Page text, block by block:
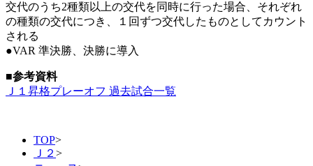
交代のうち2種類以上の交代を同時に行った場合、それぞれ
の種類の交代につき、１回ずつ交代したものとしてカウント
される
●VAR 準決勝、決勝に導入
■参考資料
Ｊ１昇格プレーオフ 過去試合一覧
TOP>
Ｊ２ >